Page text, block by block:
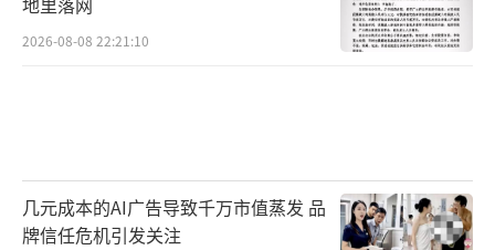
2026-08-08 22:21:10
几元成本的AI广告导致千万市值蒸发 品
牌信任危机引发关注